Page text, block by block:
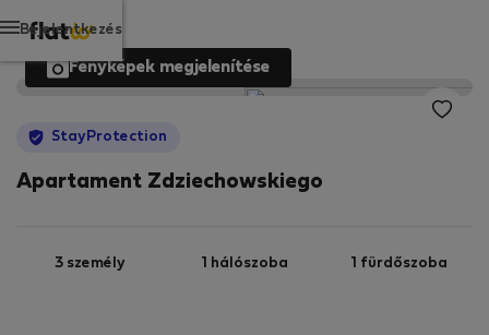
Bejelentkezés
Fényképek megjelenítése
StayProtection
Apartament Zdziechowskiego
3 személy 1 hálószoba 1 fürdőszoba